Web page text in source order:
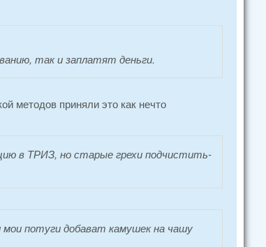
так и заплатят деньги.
методов приняли это как нечто
в ТРИЗ, но старые грехи подчистить-
потуги добават камушек на чашу